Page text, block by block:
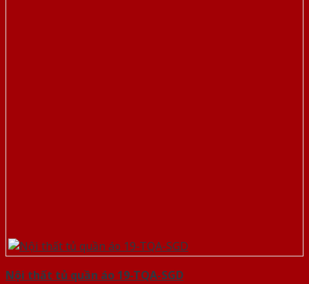
Nội thất tủ quần áo 19-TQA-SGD